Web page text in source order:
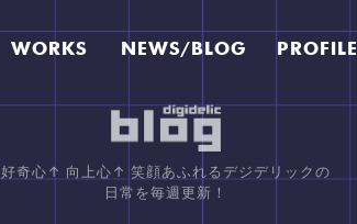
WORKS NEWS/BLOG PROFILE
好奇心↑ 向上心↑ 笑顔あふれるデジデリックの
日常を毎週更新！